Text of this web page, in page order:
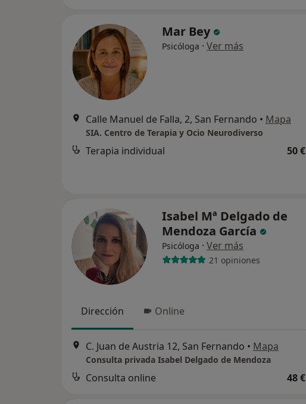
Mar Bey
Psicóloga · Ver más
Calle Manuel de Falla, 2, San Fernando • Mapa
SIA. Centro de Terapia y Ocio Neurodiverso
Terapia individual 50 €
Isabel Mª Delgado de
Mendoza García
Psicóloga · Ver más
21 opiniones
Dirección Online
C. Juan de Austria 12, San Fernando • Mapa
Consulta privada Isabel Delgado de Mendoza
Consulta online 48 €